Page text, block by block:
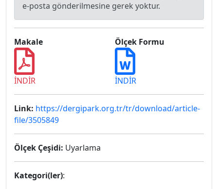
e-posta gönderilmesine gerek yoktur.
Makale
İNDİR
Ölçek Formu
İNDİR
Link: https://dergipark.org.tr/tr/download/article-
file/3505849
Ölçek Çeşidi: Uyarlama
Kategori(ler):